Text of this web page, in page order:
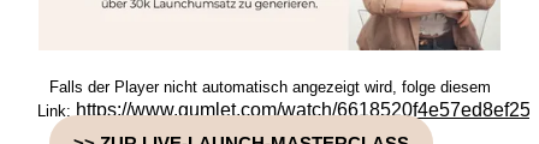
Falls der Player nicht automatisch angezeigt wird, folge diesem
Link: https://www.gumlet.com/watch/